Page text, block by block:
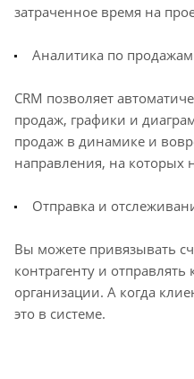
затраченное время на
Аналитика по продажам
CRM позволяет
продаж, графики и
продаж в динамике и
направления, на которых
Отправка и
Вы можете привязывать
контрагенту и
организации. А когда
это в системе.